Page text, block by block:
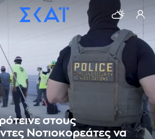
στους
Νοτιοκορεάτες να